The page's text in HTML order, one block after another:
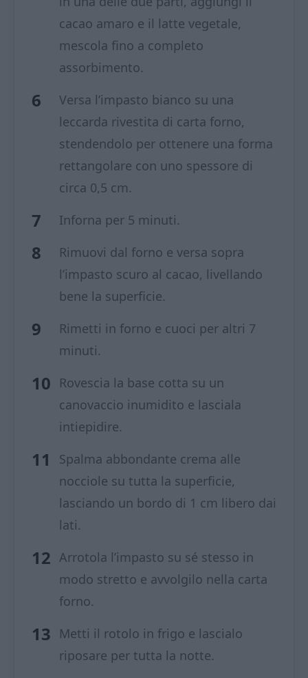
cacao amaro e il latte vegetale,
mescola fino a completo
assorbimento.
Versa l’impasto bianco su una
leccarda rivestita di carta forno,
stendendolo per ottenere una forma
rettangolare con uno spessore di
circa 0,5 cm.
Inforna per 5 minuti.
Rimuovi dal forno e versa sopra
l’impasto scuro al cacao, livellando
bene la superficie.
Rimetti in forno e cuoci per altri 7
minuti.
Rovescia la base cotta su un
canovaccio inumidito e lasciala
intiepidire.
Spalma abbondante crema alle
nocciole su tutta la superficie,
lasciando un bordo di 1 cm libero dai
lati.
Arrotola l’impasto su sé stesso in
modo stretto e avvolgilo nella carta
forno.
Metti il rotolo in frigo e lascialo
riposare per tutta la notte.